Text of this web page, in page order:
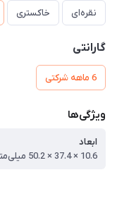
نقره‌ای خاکستری
گارانتی
6 ماهه شرکتی
ویژگی‌ها
ابعاد
10.6 × 37.4 × 50.2 میلی‌متر